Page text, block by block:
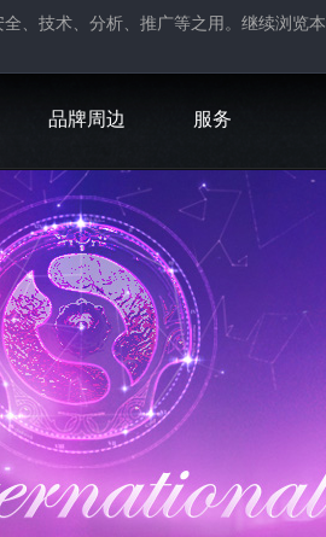
全、技术、分析、推广等之用。继续浏览
品牌周边 服务